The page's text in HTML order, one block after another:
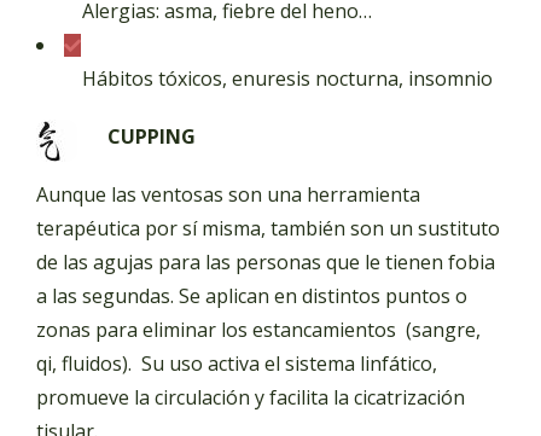
Alergias: asma, fiebre del heno…
Hábitos tóxicos, enuresis nocturna, insomnio
CUPPING
Aunque las ventosas son una herramienta
terapéutica por sí misma, también son un sustituto
de las agujas para las personas que le tienen fobia
a las segundas. Se aplican en distintos puntos o
zonas para eliminar los estancamientos (sangre,
qi, fluidos). Su uso activa el sistema linfático,
promueve la circulación y facilita la cicatrización